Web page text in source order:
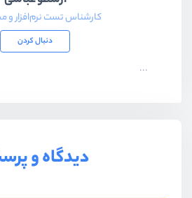
کارشناس تست نرم‌افزار و
دنبال کردن
...
دیدگاه و